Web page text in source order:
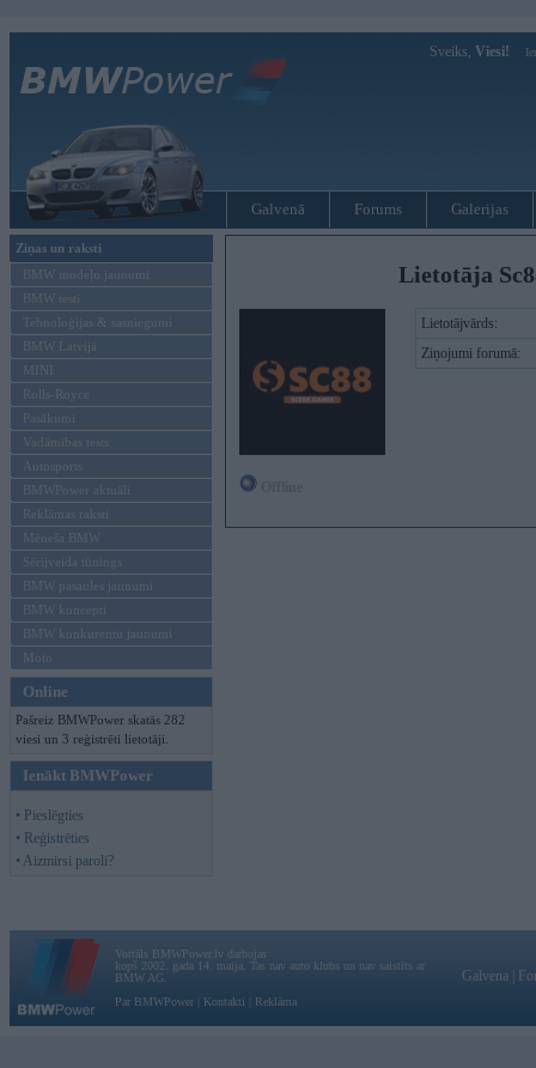
Sveiks, Viesi!
Galvenā Forums Galerijas
Ziņas un raksti
BMW modeļu jaunumi
BMW testi
Tehnoloģijas & sasniegumi
BMW Latvijā
MINI
Rolls-Royce
Pasākumi
Vadāmības tests
Autosports
BMWPower aktuāli
Reklāmas raksti
Mēneša BMW
Sērijveida tūnings
BMW pasaules jaunumi
BMW koncepti
BMW konkurentu jaunumi
Moto
Online
Pašreiz BMWPower skatās 282
viesi un 3 reģistrēti lietotāji.
Ienākt BMWPower
• Pieslēgties
• Reģistrēties
• Aizmirsi paroli?
Lietotāja
Lietotājvārds:
Ziņojumi forumā:
Vortāls BMWPower.lv darbojas
kopš 2002. gada 14. maija. Tas nav auto klubs un nav saistīts ar
BMW AG.
Par BMWPower
Kontakti Reklāma
Galvena